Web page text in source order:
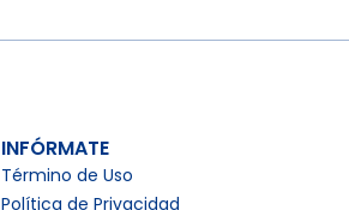
INFÓRMATE
Término de Uso
Política de Privacidad